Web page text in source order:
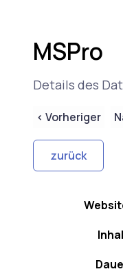
MSPro
Details des
< Vorheriger